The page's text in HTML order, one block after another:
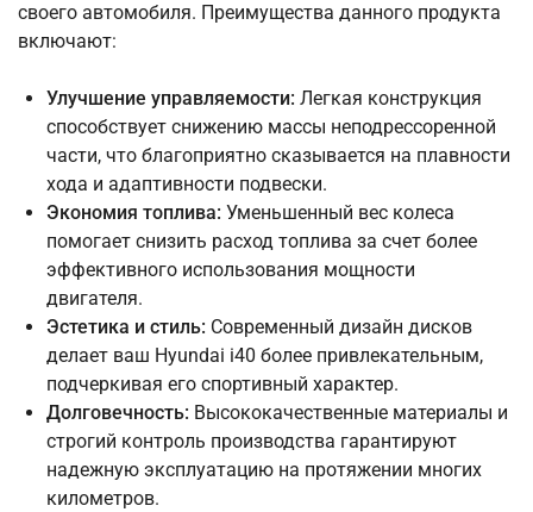
своего автомобиля. Преимущества данного продукта
включают:
Улучшение управляемости: Легкая конструкция
способствует снижению массы неподрессоренной
части, что благоприятно сказывается на плавности
хода и адаптивности подвески.
Экономия топлива: Уменьшенный вес колеса
помогает снизить расход топлива за счет более
эффективного использования мощности
двигателя.
Эстетика и стиль: Современный дизайн дисков
делает ваш Hyundai i40 более привлекательным,
подчеркивая его спортивный характер.
Долговечность: Высококачественные материалы и
строгий контроль производства гарантируют
надежную эксплуатацию на протяжении многих
километров.